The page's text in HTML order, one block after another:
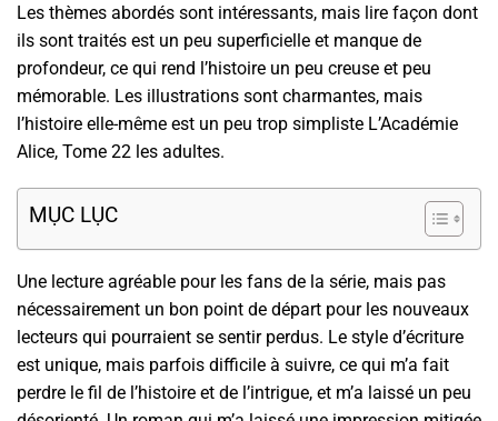
Les thèmes abordés sont intéressants, mais lire façon dont
ils sont traités est un peu superficielle et manque de
profondeur, ce qui rend l’histoire un peu creuse et peu
mémorable. Les illustrations sont charmantes, mais
l’histoire elle-même est un peu trop simpliste L’Académie
Alice, Tome 22 les adultes.
MỤC LỤC
Une lecture agréable pour les fans de la série, mais pas
nécessairement un bon point de départ pour les nouveaux
lecteurs qui pourraient se sentir perdus. Le style d’écriture
est unique, mais parfois difficile à suivre, ce qui m’a fait
perdre le fil de l’histoire et de l’intrigue, et m’a laissé un peu